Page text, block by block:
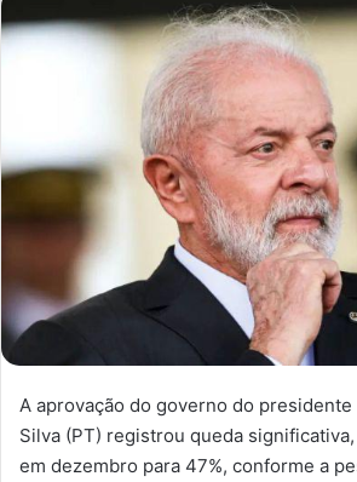
mail
A aprovação do governo do presidente
Silva (PT) registrou queda
em dezembro para 47%, conforme a